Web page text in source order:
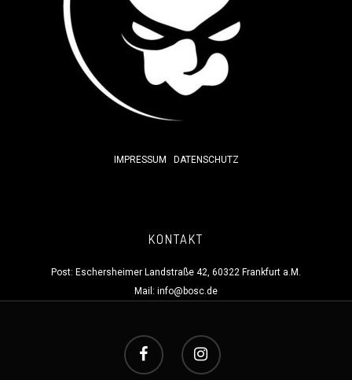
IMPRESSUM DATENSCHUTZ
KONTAKT
Post: Eschersheimer Landstraße 42, 60322 Frankfurt a.M.
Mail: info@bosc.de